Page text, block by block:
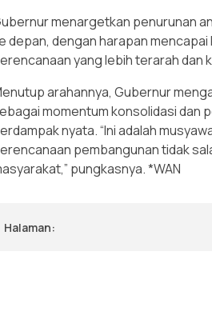
menargetkan penurunan
depan, dengan harapan
yang lebih terarah dan
arahannya, Gubernur
momentum konsolidasi dan
nyata. “Ini adalah
pembangunan tidak
pungkasnya. *WAN
Halaman: